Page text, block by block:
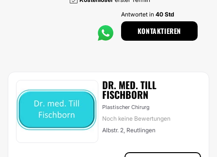
Antwortet in 40 Std
KONTAKTIEREN
DR. MED. TILL
FISCHBORN
Plastischer Chirurg
Noch keine Bewertungen
Albstr. 2, Reutlingen